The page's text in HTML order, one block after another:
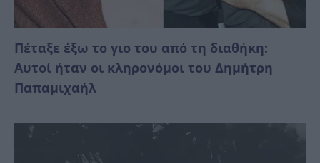
Πέταξε έξω το γιο του από τη διαθήκη:
Αυτοί ήταν οι κληρονόμοι του Δημήτρη
Παπαμιχαήλ